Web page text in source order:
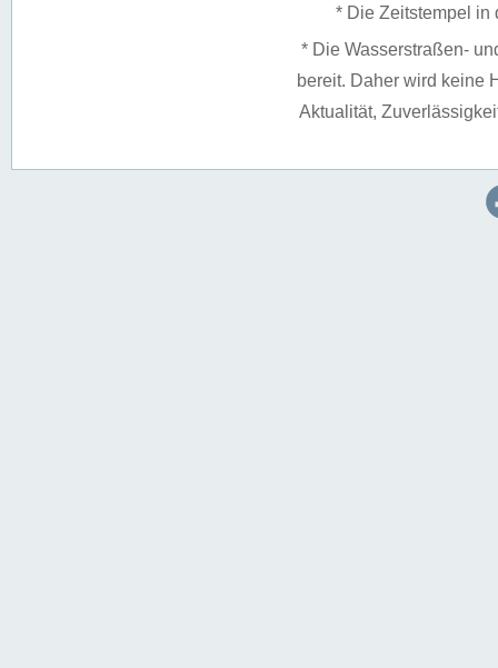
* Die Zeitstempel in
* Die Wasserstraßen-
bereit. Daher wird keine
Aktualität,